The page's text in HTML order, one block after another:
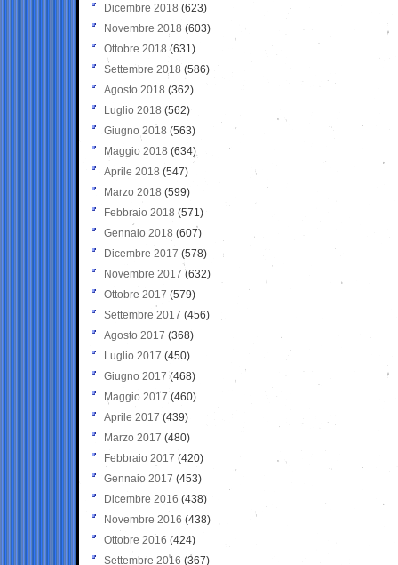
Dicembre 2018 (623)
Novembre 2018 (603)
Ottobre 2018 (631)
Settembre 2018 (586)
Agosto 2018 (362)
Luglio 2018 (562)
Giugno 2018 (563)
Maggio 2018 (634)
Aprile 2018 (547)
Marzo 2018 (599)
Febbraio 2018 (571)
Gennaio 2018 (607)
Dicembre 2017 (578)
Novembre 2017 (632)
Ottobre 2017 (579)
Settembre 2017 (456)
Agosto 2017 (368)
Luglio 2017 (450)
Giugno 2017 (468)
Maggio 2017 (460)
Aprile 2017 (439)
Marzo 2017 (480)
Febbraio 2017 (420)
Gennaio 2017 (453)
Dicembre 2016 (438)
Novembre 2016 (438)
Ottobre 2016 (424)
Settembre 2016 (367)